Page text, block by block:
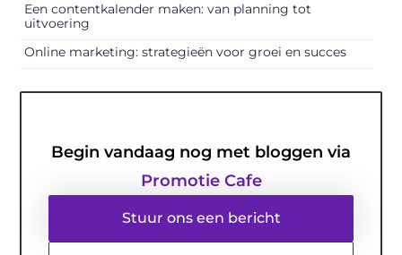
Een contentkalender maken: van planning tot
uitvoering
Online marketing: strategieën voor groei en succes
Begin vandaag nog met bloggen via
Promotie Cafe
Stuur ons een bericht